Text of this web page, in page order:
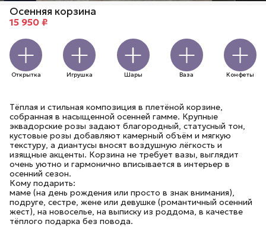
Осенняя корзина
15 950 ₽
Открытка Игрушка Шары Ваза Конфеты
Тёплая и стильная композиция в плетёной корзине,
собранная в насыщенной осенней гамме. Крупные
эквадорские розы задают благородный, статусный тон,
кустовые розы добавляют камерный объём и мягкую
текстуру, а диантусы вносят воздушную лёгкость и
изящные акценты. Корзина не требует вазы, выглядит
очень уютно и гармонично вписывается в интерьер в
осенний сезон.
Кому подарить:
маме (на день рождения или просто в знак внимания),
подруге, сестре, жене или девушке (романтичный осенний
жест), на новоселье, на выписку из роддома, в качестве
тёплого подарка без повода.